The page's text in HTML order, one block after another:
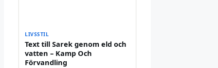
LIVSSTIL
Text till Sarek genom eld och
vatten – Kamp Och
Förvandling